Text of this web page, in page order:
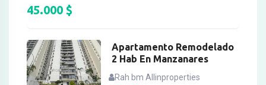
45.000 $
Apartamento Remodelado
2 Hab En Manzanares
Rah bm Allinproperties